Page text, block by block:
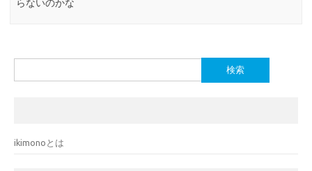
らないのかな
索:
ikimonoとは